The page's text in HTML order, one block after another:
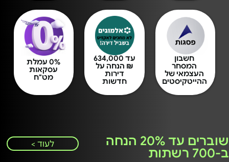
חשבון
המסחר
העצמאי של
ההייטקיסטים
עד 634,000
₪ הנחה על
דירות
חדשות
0% עמלת
עסקאות
מט"ח
שוברים עד 20% הנחה
ב-700 רשתות
לעוד >